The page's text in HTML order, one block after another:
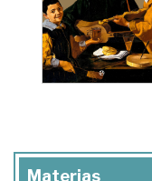
Materias